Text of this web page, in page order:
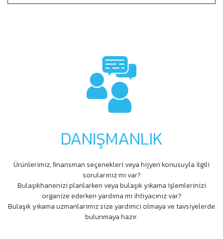
DANIŞMANLIK
Ürünlerimiz, ﬁnansman seçenekleri veya hijyen konusuyla ilgili
sorularınız mı var?
Bulaşıkhanenizi planlarken veya bulaşık yıkama işlemlerinizi
organize ederken yardıma mı ihtiyacınız var?
Bulaşık yıkama uzmanlarımız size yardımcı olmaya ve tavsiyelerde
bulunmaya hazır.